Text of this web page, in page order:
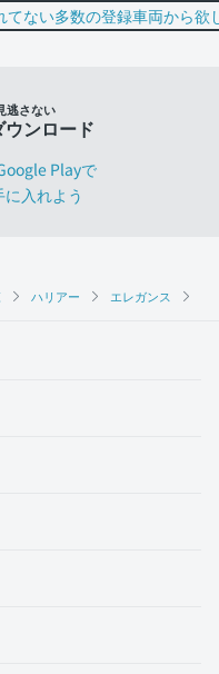
ハリアー エレガンス
逃さない
ンロード